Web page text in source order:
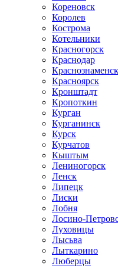
Кореновск
Королев
Кострома
Котельники
Красногорск
Краснодар
Краснознаменск
Красноярск
Кронштадт
Кропоткин
Курган
Курганинск
Курск
Курчатов
Кыштым
Лениногорск
Ленск
Липецк
Лиски
Лобня
Лосино-
Луховицы
Лысьва
Лыткарино
Люберцы